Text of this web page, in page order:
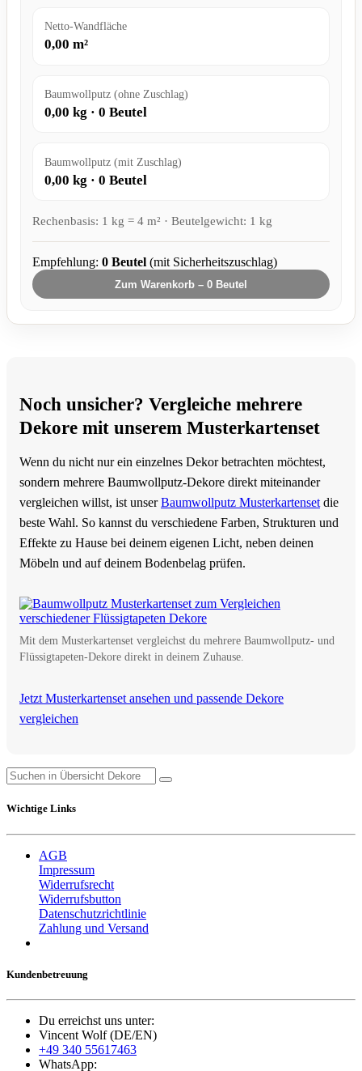
Netto-Wandfläche
0,00 m²
Baumwollputz (ohne Zuschlag)
0,00 kg · 0 Beutel
Baumwollputz (mit Zuschlag)
0,00 kg · 0 Beutel
Rechenbasis: 1 kg = 4 m² · Beutelgewicht: 1 kg
Empfehlung: 0Beutel(mit Sicherheitszuschlag)
Zum Warenkorb – 0 Beutel
Noch unsicher? Vergleiche mehrere
Dekore mit unserem Musterkartenset
Wenn du nicht nur ein einzelnes Dekor betrachten möchtest,
sondern mehrere Baumwollputz-Dekore direkt miteinander
vergleichen willst, ist unserBaumwollputz Musterkartenset die
beste Wahl. So kannst du verschiedene Farben, Strukturen und
Effekte zu Hause bei deinem eigenen Licht, neben deinen
Möbeln und auf deinem Bodenbelag prüfen.
Mit dem Musterkartenset vergleichst du mehrere Baumwollputz- und
Flüssigtapeten-Dekore direkt in deinem Zuhause.
Jetzt Musterkartenset ansehen und passende Dekore
vergleichen
Wichtige Links
AGB
Impressum
Widerrufsrecht
Widerrufsbutton
Datenschutzrichtlinie
Zahlung und Versand
Kundenbetreuung
Du erreichst uns unter:
Vincent Wolf (DE/EN)
+49 340 55617463
WhatsApp: